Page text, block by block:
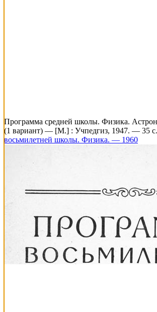
Программа средней школы. Физика.
(1 вариант) — [М.] : Учпедгиз, 1947. — 35 с.
восьмилетней школы. Физика. — 1960